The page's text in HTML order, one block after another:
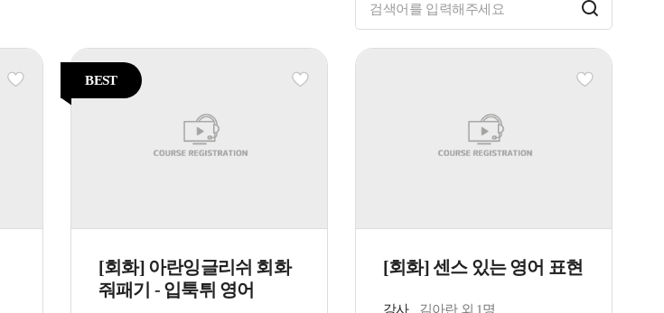
BEST
[회화] 아란잉글리쉬 회화
줘패기 - 입툭튀 영어
[회화] 센스 있는 영어 표현
강사
김아란 외 1명